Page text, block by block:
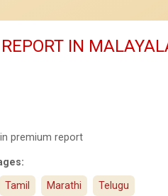
IN
premium report
Tamil Marathi Telugu